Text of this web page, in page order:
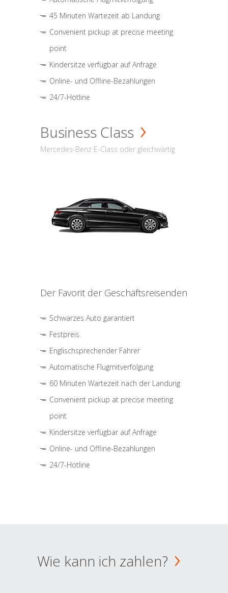
45 Minuten Wartezeit ab Landung
Convenient pickup at precise meeting
point
Kindersitze verfügbar auf Anfrage
Online- und Offline-Bezahlungen
24/7-Hotline
Business Class
Mercedes-Benz E-Class oder gleichwärtig
Der Favorit der Geschäftsreisenden
Schwarzes Auto garantiert
Festpreis
Englischsprechender Fahrer
Automatische Flugmitverfolgung
60 Minuten Wartezeit nach der Landung
Convenient pickup at precise meeting
point
Kindersitze verfügbar auf Anfrage
Online- und Offline-Bezahlungen
24/7-Hotline
Wie kann ich zahlen?